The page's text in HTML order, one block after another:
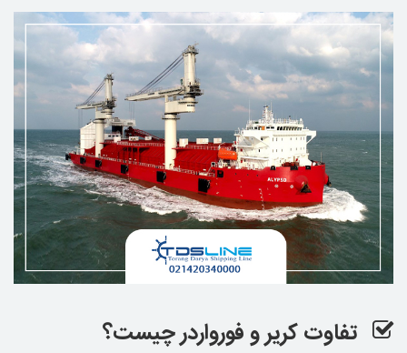
تفاوت کریر و فورواردر چیست؟